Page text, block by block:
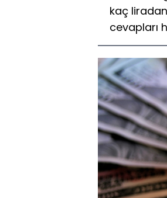
kaç
cevapları